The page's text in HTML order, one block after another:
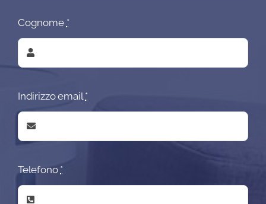
Cognome *
Indirizzo email*
Telefono *